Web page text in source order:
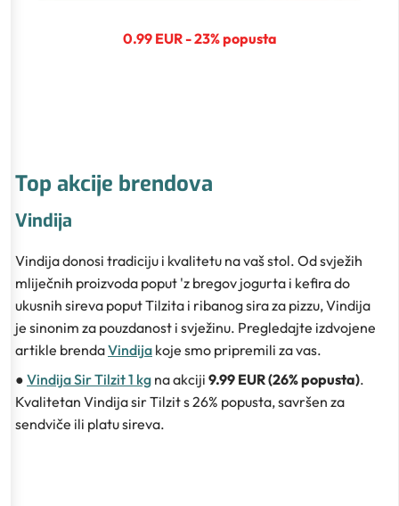
0.99 EUR - 23% popusta
Top akcije brendova
Vindija
Vindija donosi tradiciju i kvalitetu na vaš stol. Od svježih
mliječnih proizvoda poput 'z bregov jogurta i kefira do
ukusnih sireva poput Tilzita i ribanog sira za pizzu, Vindija
je sinonim za pouzdanost i svježinu. Pregledajte izdvojene
artikle brendaVindija koje smo pripremili za vas.
● Vindija Sir Tilzit 1 kg na akciji 9.99 EUR (26% popusta).
Kvalitetan Vindija sir Tilzit s 26% popusta, savršen za
sendviče ili platu sireva.